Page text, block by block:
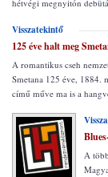
hétvégi megnyitón
Visszatekintő
125 éve halt meg
A romantikus cseh
Smetana 125 éve, 1884.
című műve ma is a
A